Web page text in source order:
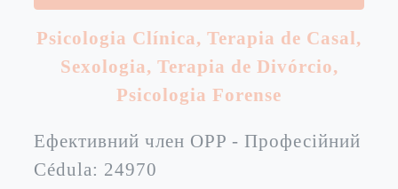
Psicologia Clínica, Terapia de Casal,
Sexologia, Terapia de Divórcio,
Psicologia Forense
Ефективний член OPP - Професійний
Cédula: 24970